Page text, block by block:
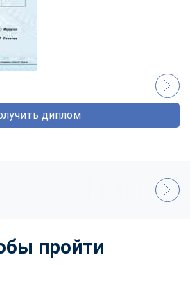
диплом
пройти